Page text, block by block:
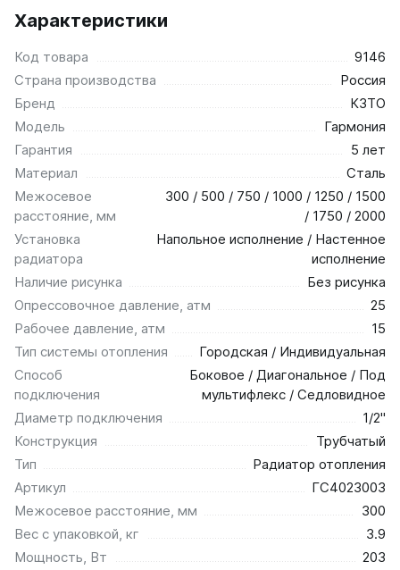
Характеристики
Код товара
9146
Страна производства
Россия
Бренд
КЗТО
Модель
Гармония
Гарантия
5 лет
Материал
Сталь
Межосевое
расстояние, мм
300 / 500 / 750 / 1000 / 1250 / 1500
/ 1750 / 2000
Установка
радиатора
Напольное исполнение / Настенное
исполнение
Наличие рисунка
Без рисунка
Опрессовочное давление, атм
25
Рабочее давление, атм
15
Тип системы отопления
Городская / Индивидуальная
Способ
подключения
Боковое / Диагональное / Под
мультифлекс / Седловидное
Диаметр подключения
1/2"
Конструкция
Трубчатый
Тип
Радиатор отопления
Артикул
ГС4023003
Межосевое расстояние, мм
300
Вес с упаковкой, кг
3.9
Мощность, Вт
203